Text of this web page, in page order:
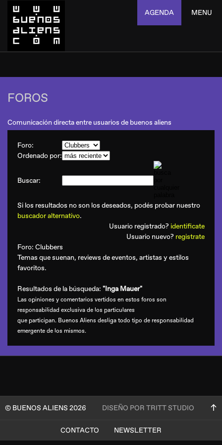
AGENDA MENU
FOROS
Comunicación directa entre usuarios de buenos aliens
Foro:
Ordenado por:
Buscar:
Si los resultados no son los deseados, podés probar nuestro
buscador alternativo.
Usuario registrado? identificate
Usuario nuevo? registrate
Foro: Clubbers
Temas que suenan, reviews de eventos, artistas y estilos
favoritos.
Resultados de la búsqueda: "Inga Mauer"
Las opiniones y comentarios vertidos en estos foros son
responsabilidad exclusiva de los particulares
que participan. Buenos Aliens desliga todo tipo de responsabilidad
emergente de los mismos.
© BUENOS ALIENS 2026 DISEÑO POR TRITT STUDIO
CONTACTO
NEWSLETTER